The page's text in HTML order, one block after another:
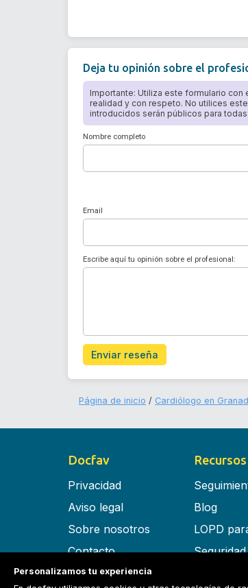
Deja tu opinión sobre el
Importante: Utiliza este formulario
realidad y con respeto. No utilices
introducidos serán públicos para
Nombre completo
Email
Escribe aquí tu opinión sobre el profesional:
Enviar reseña
Página de inicio Cardiólogo en
Docfav
Privacidad
Aviso legal
Sobre nosotros
Contacto
Términos y condiciones
Recursos
Blog
LOPD
Personalizamos tu experiencia